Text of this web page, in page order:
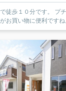
徒歩１０分です。 プ
お買い物に便利です